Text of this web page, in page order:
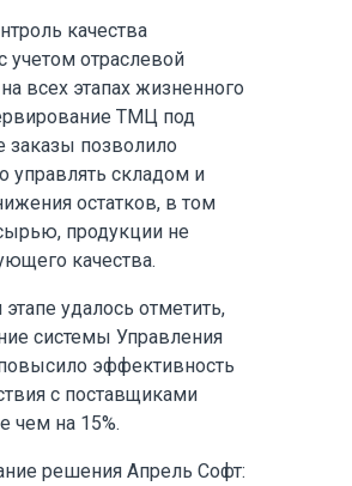
качества
учетом отраслевой
всех этапах жизненного
ТМЦ под
заказы позволило
управлять складом и
остатков, в том
продукции не
качества.
удалось отметить,
системы Управления
эффективность
с поставщиками
чем на 15%.
решения Апрель Софт: